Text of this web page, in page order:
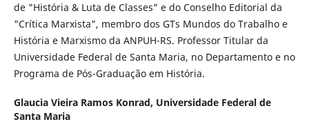
de "História & Luta de Classes" e do Conselho Editorial da
"Crítica Marxista", membro dos GTs Mundos do Trabalho e
História e Marxismo da ANPUH-RS. Professor Titular da
Universidade Federal de Santa Maria, no Departamento e no
Programa de Pós-Graduação em História.
Glaucia Vieira Ramos Konrad, Universidade Federal de
Santa Maria